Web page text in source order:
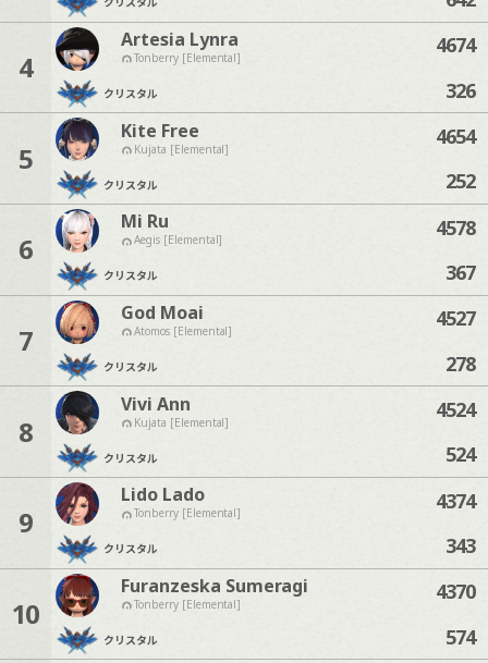
4
Artesia Lynra
Tonberry [Elemental]
クリスタル
4674
326
5
Kite Free
Kujata [Elemental]
クリスタル
4654
252
6
Mi Ru
Aegis [Elemental]
クリスタル
4578
367
7
God Moai
Atomos [Elemental]
クリスタル
4527
278
8
Vivi Ann
Kujata [Elemental]
クリスタル
4524
524
9
Lido Lado
Tonberry [Elemental]
クリスタル
4374
343
10
Furanzeska Sumeragi
Tonberry [Elemental]
クリスタル
4370
574